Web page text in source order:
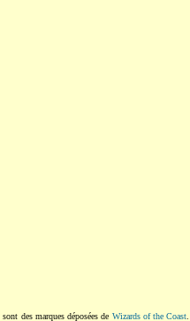
sont des marques déposées de Wizards of the Coast